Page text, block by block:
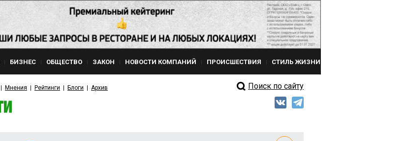
БИЗНЕС ОБЩЕСТВО ЗАКОН НОВОСТИ КОМПАНИЙ ПРОИСШЕСТВИЯ СТИЛЬ ЖИЗНИ
Мнения Рейтинги Блоги Архив Поиск по сайту